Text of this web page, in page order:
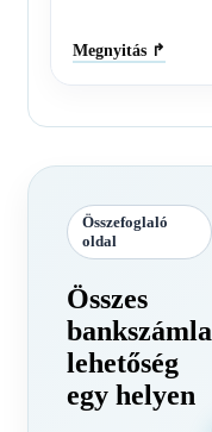
Megnyitás ↱
Összefoglaló
oldal
Összes
bankszámla
lehetőség
egy helyen